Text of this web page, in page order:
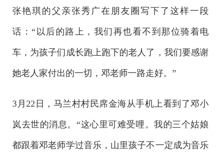
张艳琪的父亲张秀广在朋友圈写下了这样一段
话：“以后的路上，我们再也看不到那位骑着电
车，为孩子们成长跑上跑下的老人了，我们要感谢
她老人家付出的一切，邓老师一路走好。”
3月22日，马兰村村民席金海从手机上看到了邓小
岚去世的消息。“这心里可难受哩。我的三个姑娘
都跟着邓老师学过音乐，山里孩子不一定成为音乐